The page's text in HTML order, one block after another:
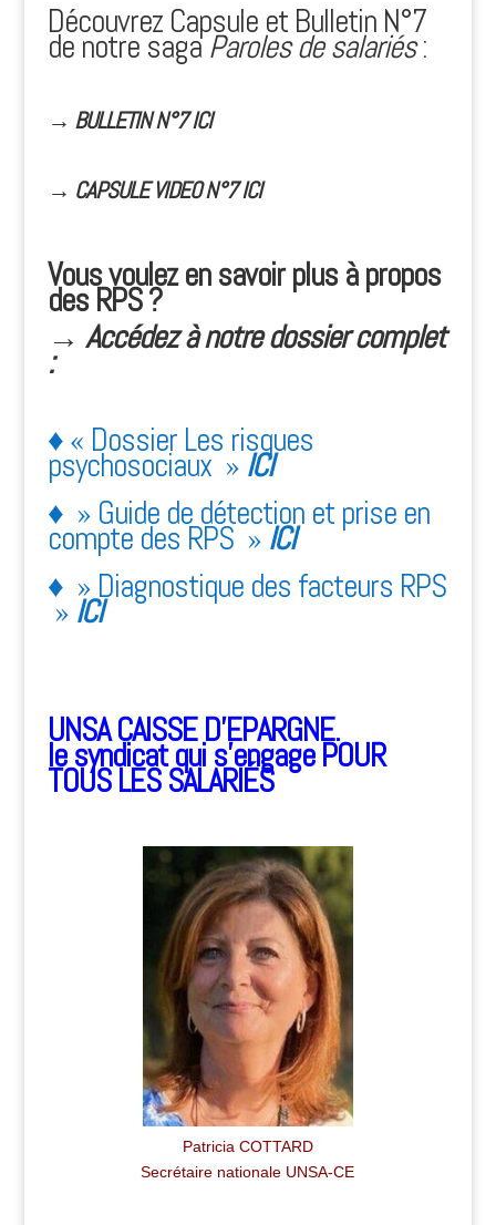
Découvrez Capsule et Bulletin N°7
de notre sagaParoles de salariés:
→ BULLETIN N°7 ICI
→ CAPSULE VIDEO N°7 ICI
Vous voulez en savoir plus à propos
des RPS ?
→ Accédez à notre dossier complet
:
♦ « Dossier Les risques
psychosociaux » ICI
♦ » Guide de détection et prise en
compte des RPS » ICI
♦ » Diagnostique des facteurs RPS
» ICI
UNSA CAISSE D’EPARGNE.
le syndicat qui s’engagePOUR
TOUS LES SALARIÉS
Patricia COTTARD
Secrétaire nationale UNSA-CE